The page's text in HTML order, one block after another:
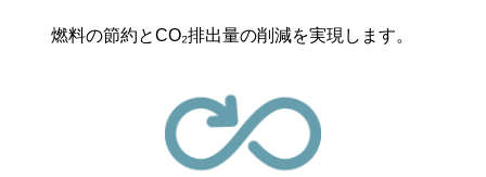
燃料の節約とCO₂排出量の削減を実現します。